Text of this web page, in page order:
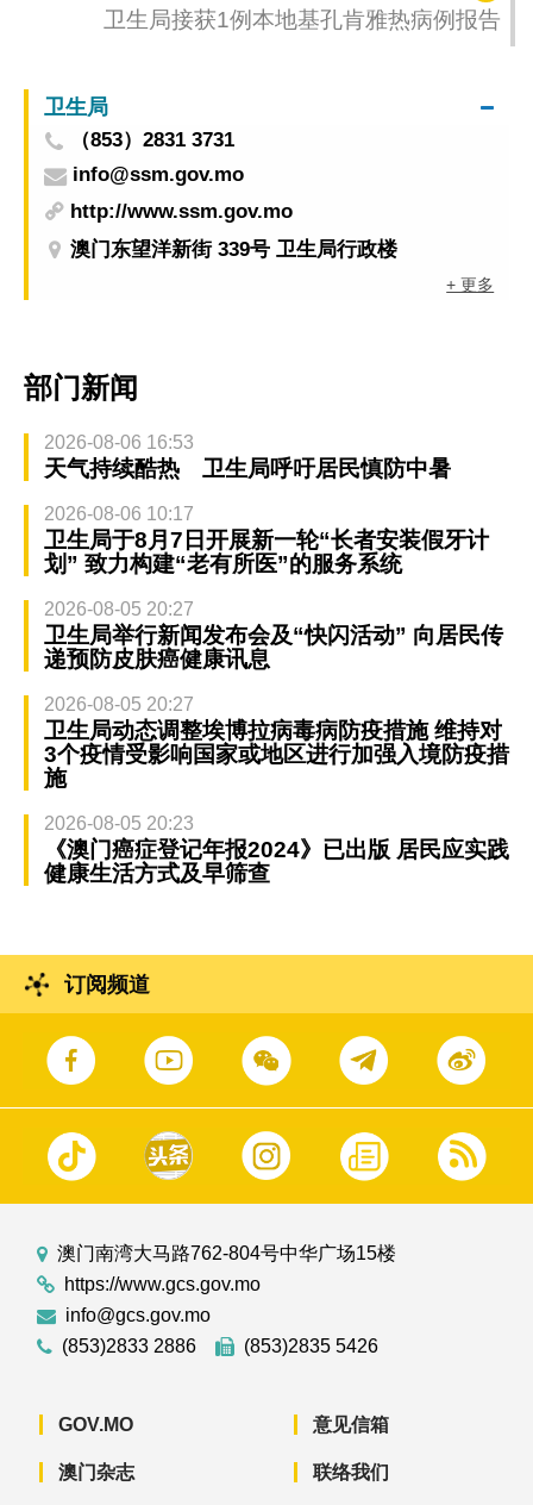
卫生局接获1例本地基孔肯雅热病例报告
卫生局
（853）2831 3731
info@ssm.gov.mo
http://www.ssm.gov.mo
澳门东望洋新街 339号 卫生局行政楼
+ 更多
部门新闻
2026-08-06 16:53
天气持续酷热 卫生局呼吁居民慎防中暑
2026-08-06 10:17
卫生局于8月7日开展新一轮“长者安装假牙计
划” 致力构建“老有所医”的服务系统
2026-08-05 20:27
卫生局举行新闻发布会及“快闪活动” 向居民传
递预防皮肤癌健康讯息
2026-08-05 20:27
卫生局动态调整埃博拉病毒病防疫措施 维持对
3个疫情受影响国家或地区进行加强入境防疫措
施
2026-08-05 20:23
《澳门癌症登记年报2024》已出版 居民应实践
健康生活方式及早筛查
订阅频道
澳门南湾大马路762-804号中华广场15楼
https://www.gcs.gov.mo
info@gcs.gov.mo
(853)2833 2886
(853)2835 5426
GOV.MO
澳门杂志
意见信箱
联络我们